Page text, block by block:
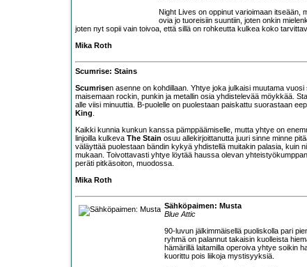
Night Lives on oppinut varioimaan itseään,
ovia jo tuoreisiin suuntiin, joten onkin
joten nyt sopii vain toivoa, että sillä on rohkeutta kulkea koko
Mika Roth
Scumrise: Stains
Scumrisen asenne on kohdillaan. Yhtye joka julkaisi muutama
maisemaan rockin, punkin ja metallin osia yhdistelevää möykkää.
alle viisi minuuttia. B-puolelle on puolestaan paiskattu suorastaan
King
Kaikki kunnia kunkun kanssa pämppäämiselle, mutta yhtye on
linjoilla kulkeva The Stain osuu allekirjoittanutta juuri sinne minne
väläyttää puolestaan bändin kykyä yhdistellä muitakin palasia, kuin
mukaan. Toivottavasti yhtye löytää haussa olevan
peräti pitkäsoiton, muodossa.
Mika Roth
Sähköpaimen: Musta
Blue Attic
90-luvun jälkimmäisellä puoliskolla pari
ryhmä on palannut takaisin kuolleista
hämärillä laitamilla operoiva yhtye soikin
kuorittu pois liikoja mystisyyksiä.